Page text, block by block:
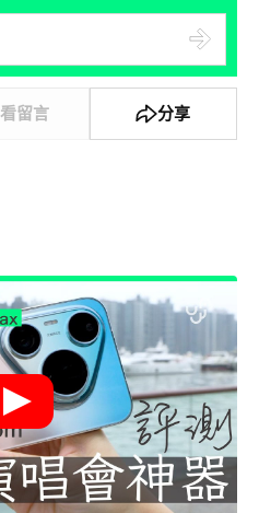
看留言 分享